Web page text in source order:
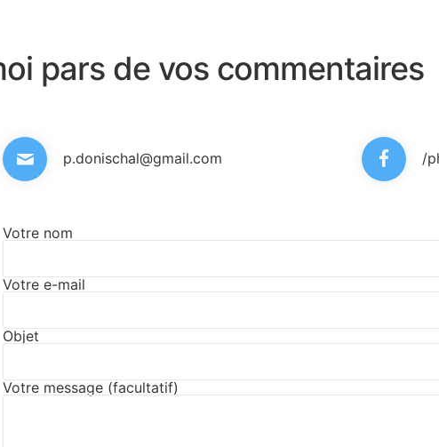
pars de vos commentaires
p.donischal@gmail.com /
Votre nom
Votre e-mail
Objet
Votre message (facultatif)